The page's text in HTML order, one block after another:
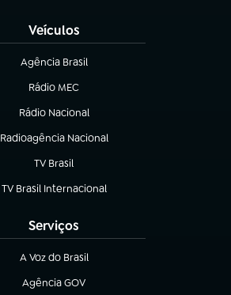
Veículos
Agência Brasil
(abre em nova aba)
Rádio MEC
(abre em nova aba)
Rádio Nacional
Radioagência Nacional
(abre em nova aba)
TV Brasil
(abre em nova aba)
TV Brasil Internacional
(abre em nova aba)
Serviços
A Voz do Brasil
(abre em nova aba)
Agência GOV
(abre em nova aba)